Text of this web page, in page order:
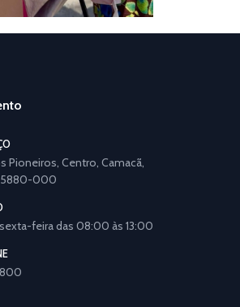
Pioneiros, Centro, Camacã,
000
feira das 08:00 às 13:00